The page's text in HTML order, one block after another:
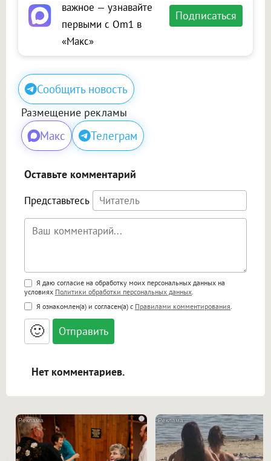
важное — узнавайте
первыми с Om1 в
«Макс»
Подписаться
Сообщить новость
Размещение рекламы
Макс Телеграм
Оставьте комментарий
Представьтесь
Поддержка HTML
<b>, <strong>, <u>, <i>, <em>, <s>, <big>,
<small>, <sup>, <sub>, <pre>, <ul>, <ol>, <li>,
<blockquote>, <code> экранирует HTML,
адреса URL автоматически становятся
ссылками, и [img]адрес[/img] будет
Я даю согласие на обработку моих персональных данных на
условиях Политики обработки персональных данных
Я ознакомлен(а) и согласен(а) с Правилами комментирования
🙂
Нет комментариев.
i